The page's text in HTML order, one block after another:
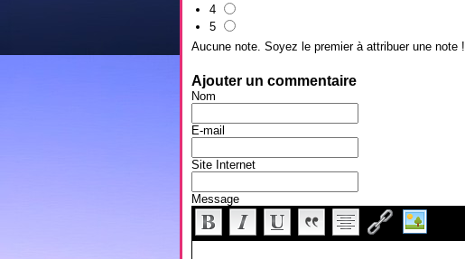
4
5
Aucune note. Soyez le premier à attribuer une note !
Ajouter un commentaire
Nom
E-mail
Site Internet
Message